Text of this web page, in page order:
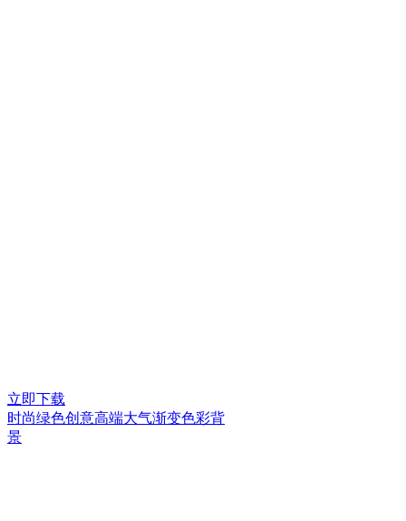
立即下载
时尚绿色创意高端大气渐变色彩背
景